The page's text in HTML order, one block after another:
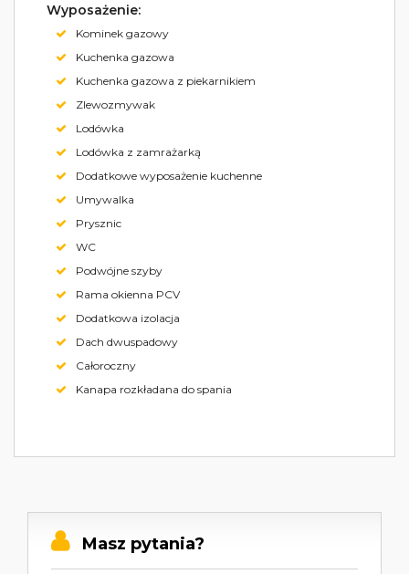
Wyposażenie:
Kominek gazowy
Kuchenka gazowa
Kuchenka gazowa z piekarnikiem
Zlewozmywak
Lodówka
Lodówka z zamrażarką
Dodatkowe wyposażenie kuchenne
Umywalka
Prysznic
WC
Podwójne szyby
Rama okienna PCV
Dodatkowa izolacja
Dach dwuspadowy
Całoroczny
Kanapa rozkładana do spania
Masz pytania?